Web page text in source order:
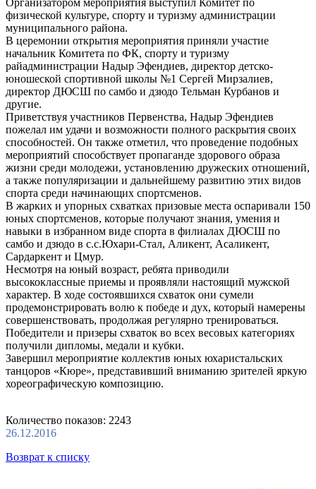
физической культуре, спорту и туризму администрации
муниципального района.
В церемонии открытия мероприятия приняли участие
начальник Комитета по ФК, спорту и туризму
райадминистрации Надыр Эфендиев, директор детско-
юношеской спортивной школы №1 Сергей Мирзалиев,
директор ДЮСШ по самбо и дзюдо Тельман Курбанов и
другие.
Приветствуя участников Первенства, Надыр Эфендиев
пожелал им удачи и возможности полного раскрытия своих
способностей. Он также отметил, что проведение подобных
мероприятий способствует пропаганде здорового образа
жизни среди молодежи, установлению дружеских отношений,
а также популяризации и дальнейшему развитию этих видов
спорта среди начинающих спортсменов.
В жарких и упорных схватках призовые места оспаривали 150
юных спортсменов, которые получают знания, умения и
навыки в избранном виде спорта в филиалах ДЮСШ по
самбо и дзюдо в с.с.Юхари-Стал, Аликент, Асаликент,
Сардаркент и Цмур.
Несмотря на юный возраст, ребята приводили
высококлассные приемы и проявляли настоящий мужской
характер. В ходе состоявшихся схваток они сумели
продемонстрировать волю к победе и дух, который намерены
совершенствовать, продолжая регулярно тренироваться.
Победители и призеры схваток во всех весовых категориях
получили дипломы, медали и кубки.
Завершил мероприятие коллектив юных юхаристальских
танцоров «Кюре», представивший вниманию зрителей яркую
хореографическую композицию.
Количество показов: 2243
26.12.2016
Возврат к списку